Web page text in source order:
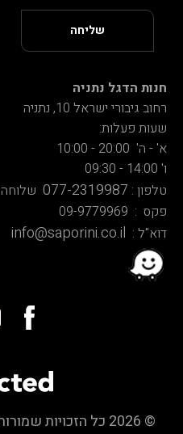
חנות הדגל נתניה
רחוב גיבורי ישראל 10, נתניה
שעות פעלות:
א' - ה' 20:00 - 10:00
ו' 14:00 - 09:30
טלפון : 077-2319987 שלוחה 1
פקס : 09-9779969
דוא"ל : info@saporini.co.il
© 2026 כל הזכויות שמורות לספוריני | מערכות ישיבה